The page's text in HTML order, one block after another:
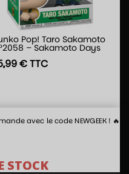
Pop! Taro Sakamoto
– Sakamoto Days
€TTC
avec le code NEWGEEK ! 🔥
STOCK